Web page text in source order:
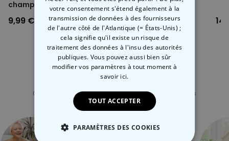
champagne
9,99 €
Mieux
6,99 €
Consultez nos autres catégories de cadeux insolites
votre consentement s'étend également à la
transmission de données à des fournisseurs
de l'autre côté de l'Atlantique (= États-Unis) ;
cela signifie qu'il existe un risque de
traitement des données à l'insu des autorités
publiques. Vous pouvez aussi bien sûr
modifier vos paramètres à tout moment à
savoir ici.
TOUT ACCEPTER
PARAMÈTRES DES COOKIES